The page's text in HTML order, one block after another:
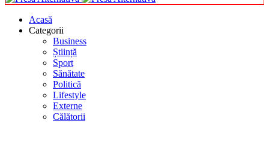
Acasă
Categorii
Business
Știință
Sport
Sănătate
Politică
Lifestyle
Externe
Călătorii